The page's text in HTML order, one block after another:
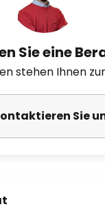
Sie eine
stehen Ihnen
Sie